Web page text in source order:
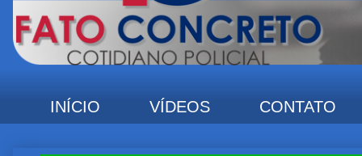
INÍCIO VÍDEOS CONTATO